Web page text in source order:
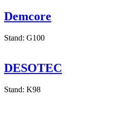
Demcore
Stand: G100
DESOTEC
Stand: K98